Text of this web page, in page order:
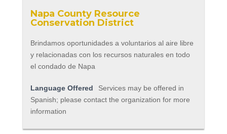
Napa County Resource
Conservation District
Brindamos oportunidades a voluntarios al aire libre
y relacionadas con los recursos naturales en todo
el condado de Napa
Language Offered
Services may be offered in
Spanish; please contact the organization for more
information